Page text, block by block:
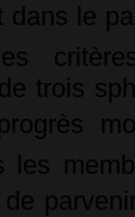
le
trois
progrès
les